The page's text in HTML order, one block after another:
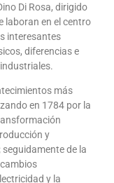
Di Rosa, dirigido
laboran en el centro
interesantes
diferencias e
más
en 1784 por la
y
de la
y la